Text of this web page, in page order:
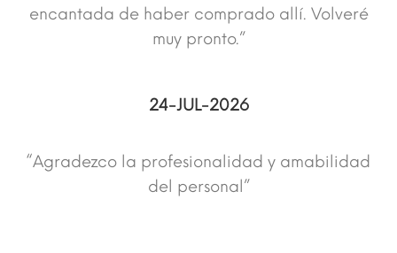
encantada de haber comprado allí. Volveré
muy pronto.”
24-JUL-2026
“Agradezco la profesionalidad y amabilidad
del personal”